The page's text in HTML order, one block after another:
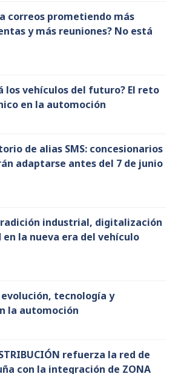
correos prometiendo más
y más reuniones? No está
los vehículos del futuro? El reto
en la automoción
de alias SMS: concesionarios
adaptarse antes del 7 de junio
industrial, digitalización
la nueva era del vehículo
evolución, tecnología y
la automoción
refuerza la red de
con la integración de ZONA